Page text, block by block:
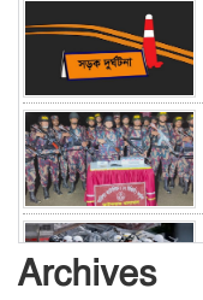
Archives